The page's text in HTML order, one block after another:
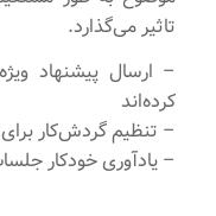
تاثیر می‌گذارد.
– ارسال پیشنهاد
کرده‌اند
– تنظیم گردش‌کار
– یادآوری خودکار